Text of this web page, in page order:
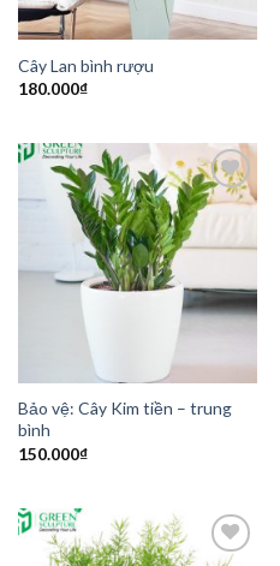
Cây Lan bình rượu
180.000₫
Add to
Bảo vệ: Cây Kim tiền – trung
bình
150.000₫